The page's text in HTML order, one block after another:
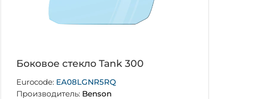
Боковое стекло Tank 300
Eurocode: EA08LGNR5RQ
Производитель: Benson